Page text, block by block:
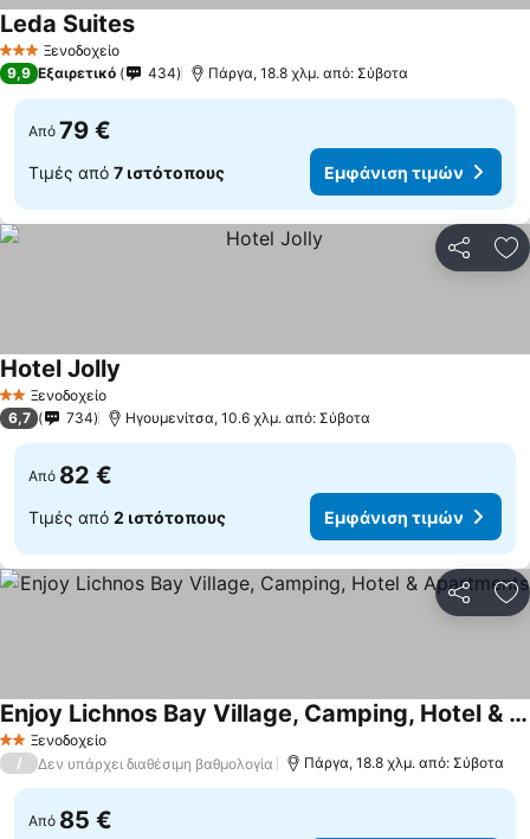
3 ΑστέριαΞενοδοχείο
Leda SuitesΕμφάνιση τιμών
9,9 Εξαιρετικό 434 Πάργα, 18.8 χλμ. από: Σύβοτα
Από 79 €
Τιμές από 7 ιστότοπους Εμφάνιση τιμών
2 ΑστέριαΞενοδοχείο
Hotel Jolly
6,7 734 Ηγουμενίτσα, 10.6 χλμ. από: Σύβοτα
Από 82 €
Τιμές από 2 ιστότοπους Εμφάνιση τιμών
2 ΑστέριαΞενοδοχείο
Enjoy Lichnos Bay Village, Camping, Hotel & Apartments
Εμφάνιση τιμών
/ Δεν υπάρχει διαθέσιμη βαθμολογία Πάργα, 18.8 χλμ. από: Σύβοτα
Από 85 €